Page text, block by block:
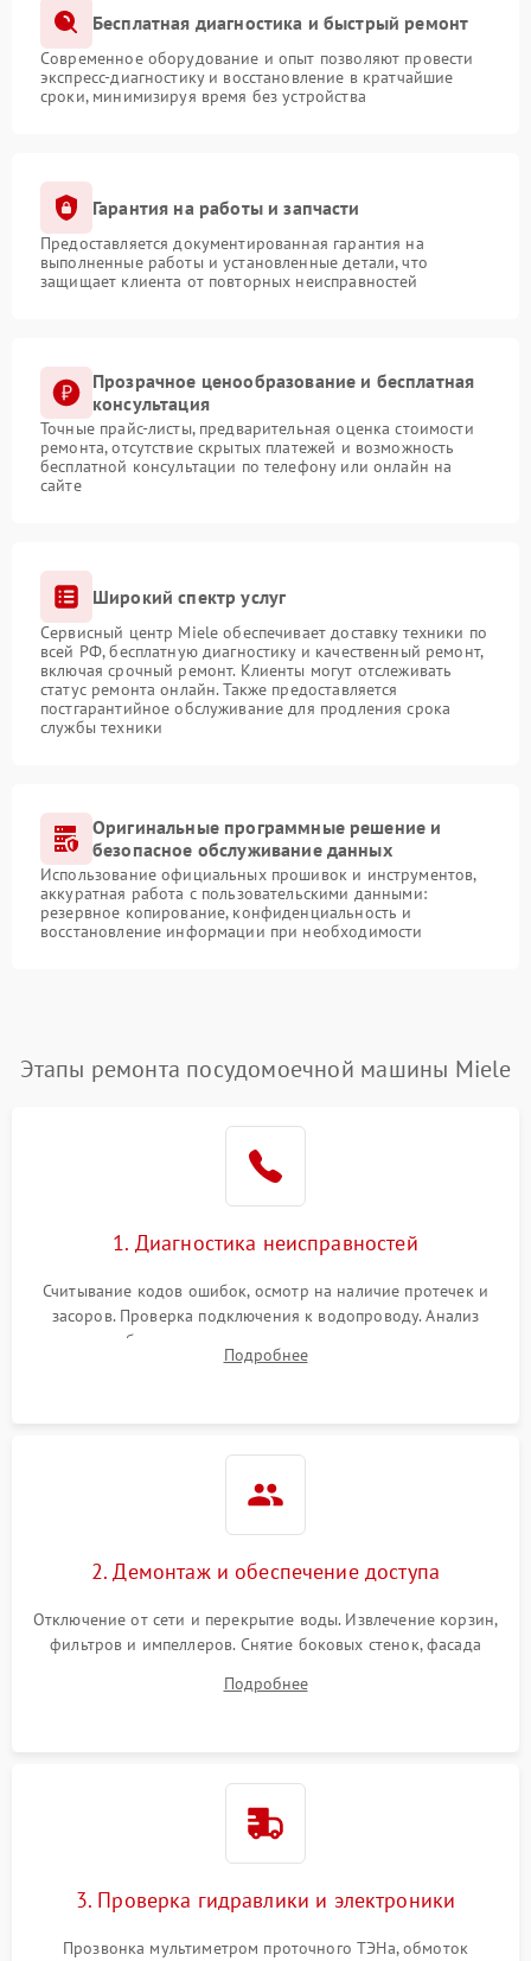
Бесплатная диагностика и быстрый ремонт
Современное оборудование и опыт позволяют провести
экспресс-диагностику и восстановление в кратчайшие
сроки, минимизируя время без устройства
Гарантия на работы и запчасти
Предоставляется документированная гарантия на
выполненные работы и установленные детали, что
защищает клиента от повторных неисправностей
Прозрачное ценообразование и бесплатная
консультация
Точные прайс-листы, предварительная оценка стоимости
ремонта, отсутствие скрытых платежей и возможность
бесплатной консультации по телефону или онлайн на
сайте
Широкий спектр услуг
Сервисный центр Miele обеспечивает доставку техники по
всей РФ, бесплатную диагностику и качественный ремонт,
включая срочный ремонт. Клиенты могут отслеживать
статус ремонта онлайн. Также предоставляется
постгарантийное обслуживание для продления срока
службы техники
Оригинальные программные решение и
безопасное обслуживание данных
Использование официальных прошивок и инструментов,
аккуратная работа с пользовательскими данными:
резервное копирование, конфиденциальность и
восстановление информации при необходимости
Этапы ремонта посудомоечной машины Miele
1. Диагностика неисправностей
Считывание кодов ошибок, осмотр на наличие протечек и
засоров. Проверка подключения к водопроводу. Анализ
жалоб на отсутствие слива, нагрева, вращения
разбрызгивателей или срабатывание системы защиты
Подробнее
2. Демонтаж и обеспечение доступа
Отключение от сети и перекрытие воды. Извлечение корзин,
фильтров и импеллеров. Снятие боковых стенок, фасада
циркуляционному насосу, ТЭНу и сливной помпе.
Подробнее
3. Проверка гидравлики и электроники
Прозвонка мультиметром проточного ТЭНа, обмоток